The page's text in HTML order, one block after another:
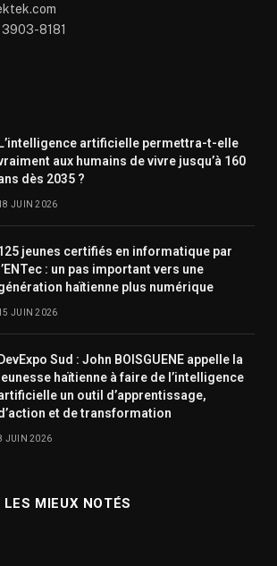
8181
L’intelligence artificielle permettra-t-elle
aux humains de vivre jusqu’à 160
dès 2035 ?
JUIN 2026
jeunes certifiés en informatique par
l’ENTec : un pas important vers une
haïtienne plus numérique
JUIN 2026
DevExpo Sud : John BOISGUENE appelle la
haïtienne à faire de l’intelligence
un outil d’apprentissage,
et de transformation
JUIN 2026
MIEUX NOTÉS